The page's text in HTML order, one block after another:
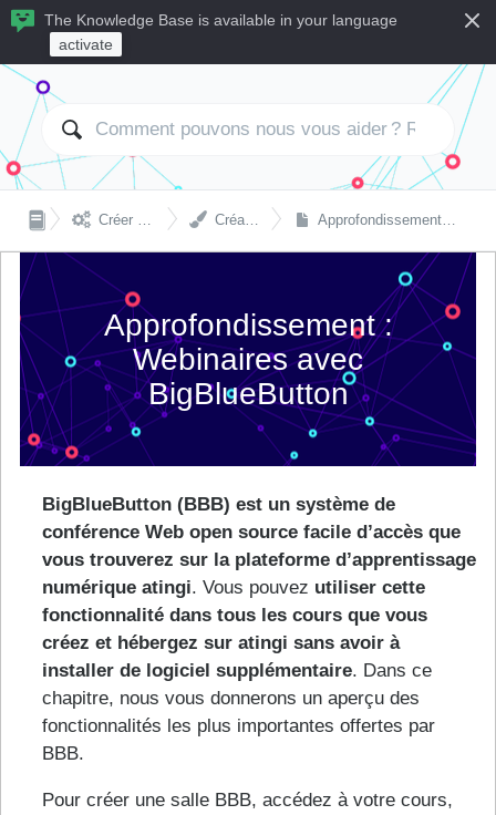
The Knowledge Base is available in your language
activate
 Créer et gérer des cours  Création de contenu Approfondissement : Webinaires avec BigBlueButton
Approfondissement :
Webinaires avec
BigBlueButton
BigBlueButton (BBB) est un système de
conférence Web open source facile d’accès que
vous trouverez sur la plateforme d’apprentissage
numérique atingi. Vous pouvez utiliser cette
fonctionnalité dans tous les cours que vous
créez et hébergez sur atingi sans avoir à
installer de logiciel supplémentaire. Dans ce
chapitre, nous vous donnerons un aperçu des
fonctionnalités les plus importantes offertes par
BBB.
Pour créer une salle BBB, accédez à votre cours,